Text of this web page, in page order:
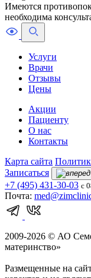
Имеются
необходима
Услуги
Врачи
Отзывы
Цены
Акции
Пациенту
О нас
Контакты
Карта сайта
Записаться
+7 (495) 431-30-03 с
Почта:
2009-2026 © АО
материнство»
Размещенные на